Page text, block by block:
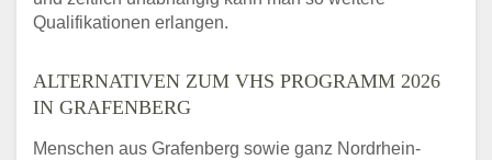
Qualifikationen erlangen.
ALTERNATIVEN ZUM VHS PROGRAMM 2026
IN GRAFENBERG
Menschen aus Grafenberg sowie ganz Nordrhein-